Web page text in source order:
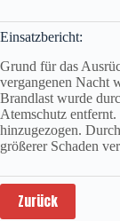
Einsatzbericht:
Grund für das
vergangenen Nacht
Brandlast wurde
Atemschutz
hinzugezogen.
größerer Schaden
Zurück